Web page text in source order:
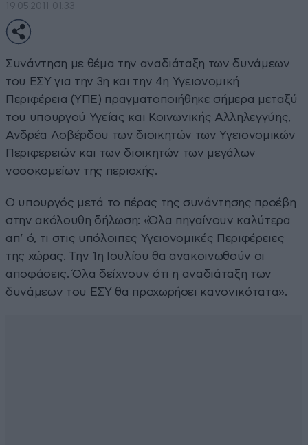
19·05·2011 01:33
Συνάντηση με θέμα την αναδιάταξη των δυνάμεων
του ΕΣΥ για την 3η και την 4η Υγειονομική
Περιφέρεια (ΥΠΕ) πραγματοποιήθηκε σήμερα μεταξύ
του υπουργού Υγείας και Κοινωνικής Αλληλεγγύης,
Ανδρέα Λοβέρδου των διοικητών των Υγειονομικών
Περιφερειών και των διοικητών των μεγάλων
νοσοκομείων της περιοχής.
Ο υπουργός μετά το πέρας της συνάντησης προέβη
στην ακόλουθη δήλωση: «Όλα πηγαίνουν καλύτερα
απ’ ό, τι στις υπόλοιπες Υγειονομικές Περιφέρειες
της χώρας. Την 1η Ιουλίου θα ανακοινωθούν οι
αποφάσεις. Όλα δείχνουν ότι η αναδιάταξη των
δυνάμεων του ΕΣΥ θα προχωρήσει κανονικότατα».